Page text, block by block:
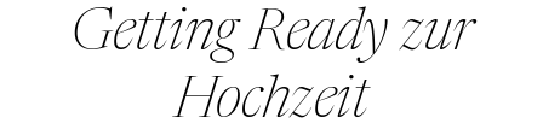
Getting Ready zur
Hochzeit